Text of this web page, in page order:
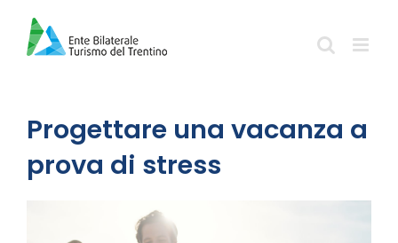
contenuto
Progettare una vacanza a
prova di stress